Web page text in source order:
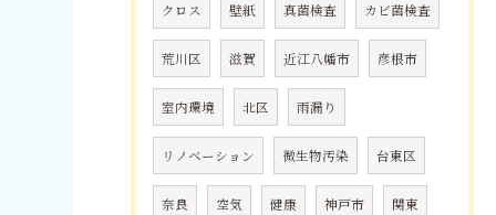
クロス 壁紙 真菌検査 カビ菌検査
荒川区 滋賀 近江八幡市 彦根市
室内環境 北区 雨漏り
リノベーション 微生物汚染 台東区
奈良 空気 健康 神戸市 関東